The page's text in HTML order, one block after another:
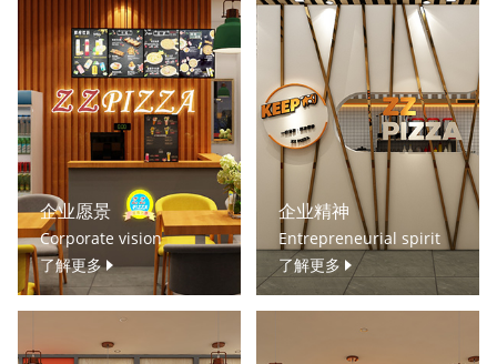
企业愿景
Corporate vision
了解更多
企业精神
Entrepreneurial spirit
了解更多